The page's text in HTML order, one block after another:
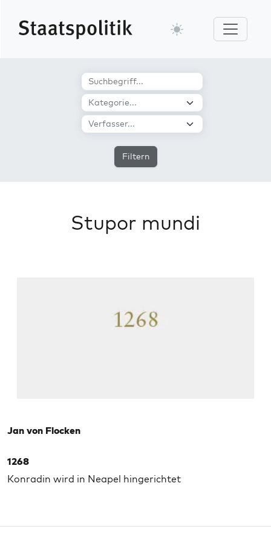
Filtern
Stupor mundi
Jan von Flocken
1268
Konradin wird in Neapel hingerichtet